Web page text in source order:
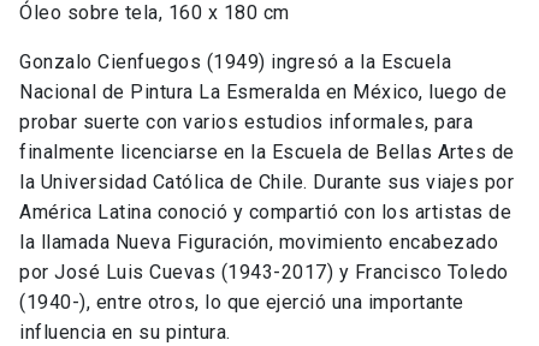
Óleo sobre tela, 160 x 180 cm
Gonzalo Cienfuegos (1949) ingresó a la Escuela
Nacional de Pintura La Esmeralda en México, luego de
probar suerte con varios estudios informales, para
finalmente licenciarse en la Escuela de Bellas Artes de
la Universidad Católica de Chile. Durante sus viajes por
América Latina conoció y compartió con los artistas de
la llamada Nueva Figuración, movimiento encabezado
por José Luis Cuevas (1943-2017) y Francisco Toledo
(1940-), entre otros, lo que ejerció una importante
influencia en su pintura.